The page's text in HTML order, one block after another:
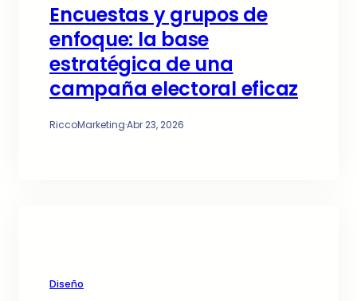
Encuestas y grupos de
enfoque: la base
estratégica de una
campaña electoral eficaz
RiccoMarketing·Abr 23, 2026
Diseño